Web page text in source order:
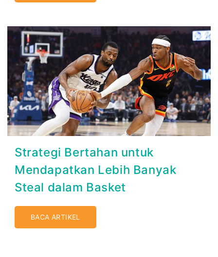
Strategi Bertahan untuk
Mendapatkan Lebih Banyak
Steal dalam Basket
BACA ARTIKEL